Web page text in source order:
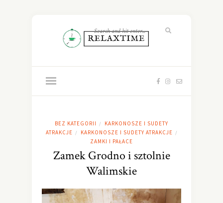
BEZ KATEGORII /
KARKONOSZE I SUDETY
ATRAKCJE / KARKONOSZE I SUDETY ATRAKCJE /
ZAMKI I PAŁACE
Zamek Grodno i sztolnie
Walimskie